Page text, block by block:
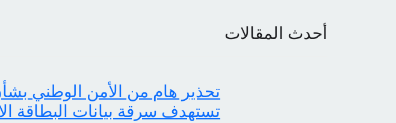
أحدث المقالات
تحذير هام من الأمن الوطني
تستهدف سرقة بيانات البطاقة